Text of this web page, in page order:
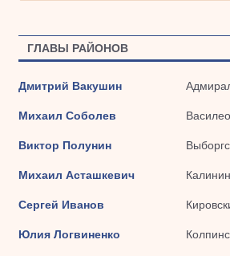
ГЛАВЫ РАЙОНОВ
Дмитрий Вакушин
Михаил Соболев
Виктор Полунин
Михаил Асташкевич
Сергей Иванов
Юлия Логвиненко